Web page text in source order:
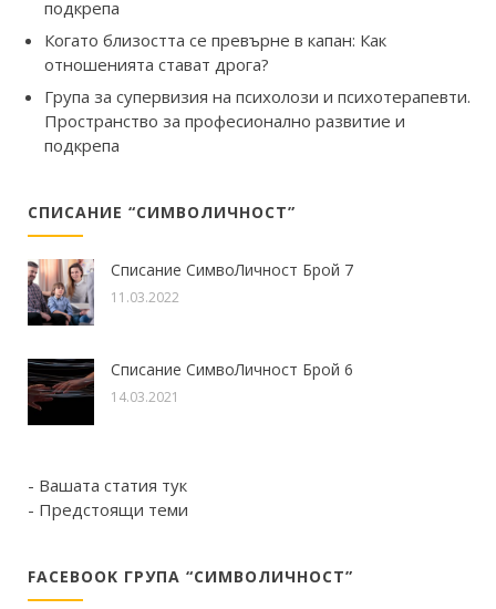
подкрепа
Когато близостта се превърне в капан: Как
отношенията стават дрога?
Група за супервизия на психолози и психотерапевти.
Пространство за професионално развитие и
подкрепа
СПИСАНИЕ “СИМВОЛИЧНОСТ”
Списание СимвоЛичност Брой 7
11.03.2022
Списание СимвоЛичност Брой 6
14.03.2021
- Вашата статия тук
- Предстоящи теми
FACEBOOK ГРУПА “СИМВОЛИЧНОСТ”